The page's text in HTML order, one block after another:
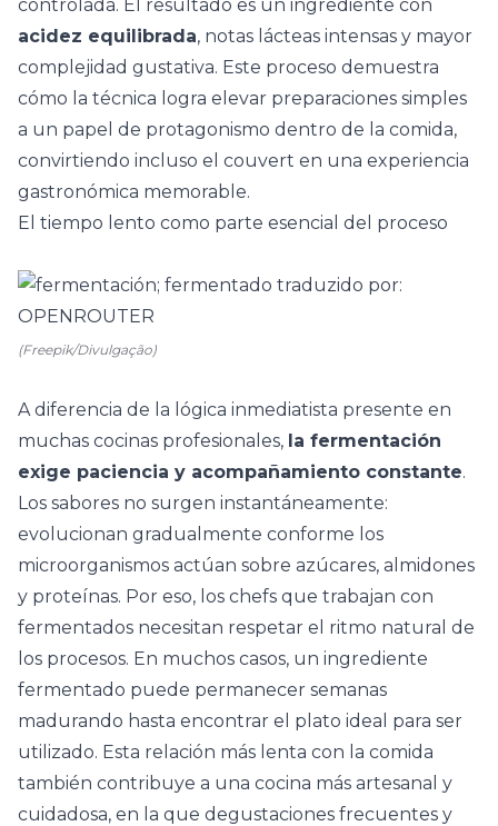
controlada. El resultado es un ingrediente con
acidez equilibrada, notas lácteas intensas y mayor
complejidad gustativa. Este proceso demuestra
cómo la técnica logra elevar preparaciones simples
a un papel de protagonismo dentro de la comida,
convirtiendo incluso el couvert en una experiencia
gastronómica memorable.
El tiempo lento como parte esencial del proceso
(Freepik/Divulgação)
A diferencia de la lógica inmediatista presente en
muchas cocinas profesionales, la fermentación
exige paciencia y acompañamiento constante.
Los sabores no surgen instantáneamente:
evolucionan gradualmente conforme los
microorganismos actúan sobre azúcares, almidones
y proteínas. Por eso, los chefs que trabajan con
fermentados necesitan respetar el ritmo natural de
los procesos. En muchos casos, un ingrediente
fermentado puede permanecer semanas
madurando hasta encontrar el plato ideal para ser
utilizado. Esta relación más lenta con la comida
también contribuye a una cocina más artesanal y
cuidadosa, en la que degustaciones frecuentes y